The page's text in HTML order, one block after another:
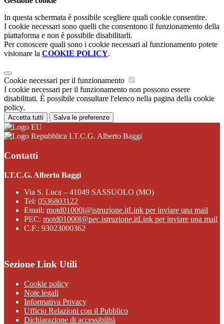
In questa schermata è possibile scegliere quali cookie consentire.
I cookie necessari sono quelli che consentono il funzionamento della
piattaforma e non è possibile disabilitarli.
Per conoscere quali sono i cookie necessari al funzionamento potete
visionare la COOKIE POLICY.
Cookie necessari per il funzionamento
I cookie necessari per il funzionamento non possono essere
disabilitati. È possibile consultare l'elenco nella pagina della cookie
policy.
Accetta tutti Salva le preferenze
I.T.C.G. Alberto Baggi
Contatti
I.T.C.G. Alberto Baggi
Via S. Luca – 41049 SASSUOLO (MO)
Tel: 0536803122
Email: motd01000l@istruzione.itLink per inviare una mail
PEC: motd01000l@pec.istruzione.itLink per inviare una mail
C.F.: 93023000362
Sezione Link Utili
Cookie policy
Note legali
Informativa Privacy
Ufficio Relazioni con il Pubblico
Dichiarazione di accessibilità